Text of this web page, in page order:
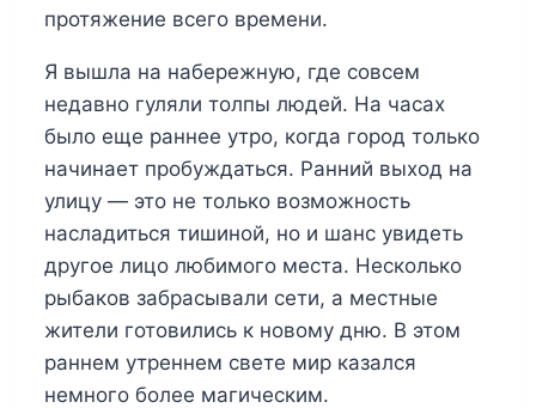
протяжение всего времени.
Я вышла на набережную, где совсем
недавно гуляли толпы людей. На часах
было еще раннее утро, когда город только
начинает пробуждаться. Ранний выход на
улицу — это не только возможность
насладиться тишиной, но и шанс увидеть
другое лицо любимого места. Несколько
рыбаков забрасывали сети, а местные
жители готовились к новому дню. В этом
раннем утреннем свете мир казался
немного более магическим.